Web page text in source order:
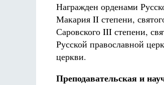
Награжден орденами
Макария II степени,
Саровского III степени,
Русской православной
церкви.
Преподавательская и